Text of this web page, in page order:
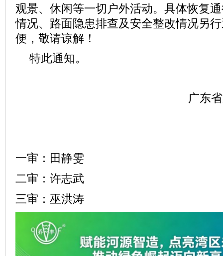
观景、休闲等一切户外活动。具体恢复
情况、路面隐患排查及安全整改情况另
便，敬请谅解！
特此通知。
广东
一审：田静雯
二审：许志武
三审：巫洪涛